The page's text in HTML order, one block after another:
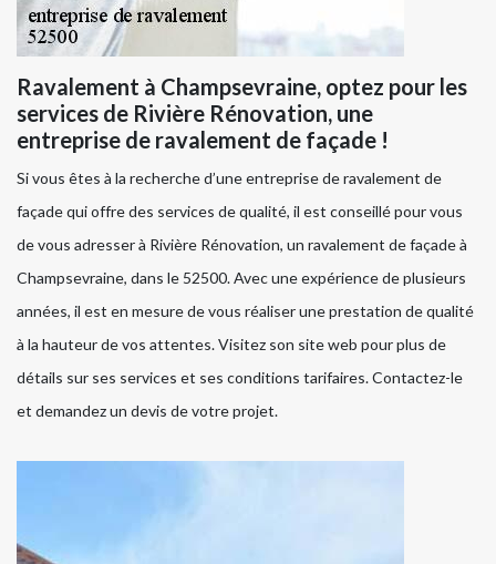
Ravalement à Champsevraine, optez pour les
services de Rivière Rénovation, une
entreprise de ravalement de façade !
Si vous êtes à la recherche d’une entreprise de ravalement de
façade qui offre des services de qualité, il est conseillé pour vous
de vous adresser à Rivière Rénovation, un ravalement de façade à
Champsevraine, dans le 52500. Avec une expérience de plusieurs
années, il est en mesure de vous réaliser une prestation de qualité
à la hauteur de vos attentes. Visitez son site web pour plus de
détails sur ses services et ses conditions tarifaires. Contactez-le
et demandez un devis de votre projet.